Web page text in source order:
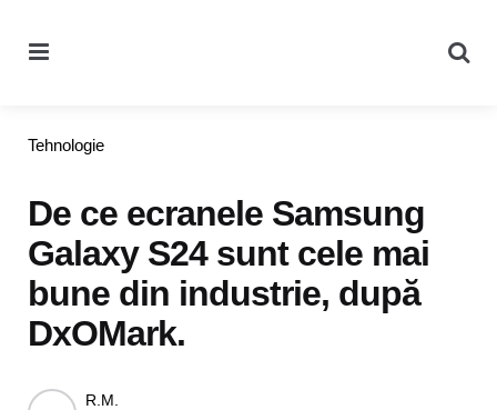
Categories
Tehnologie
De ce ecranele Samsung
Galaxy S24 sunt cele mai
bune din industrie, după
DxOMark.
Posted
R.M.